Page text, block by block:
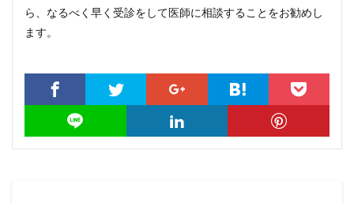
ら、なるべく早く受診をして医師に相談することをお勧めし
ます。